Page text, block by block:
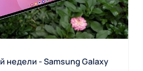
недели - Samsung Galaxy